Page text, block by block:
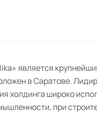
является
в Саратове.
холдинга широко
при